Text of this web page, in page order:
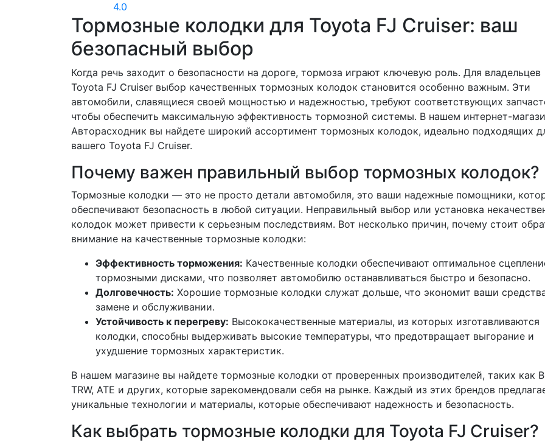
4.0
Тормозные колодки для Toyota FJ Cruiser: ваш
безопасный выбор
Когда речь заходит о безопасности на дороге, тормоза играют ключевую роль. Для владельцев
Toyota FJ Cruiser выбор качественных тормозных колодок становится особенно важным. Эти
автомобили, славящиеся своей мощностью и надежностью, требуют соответствующих
чтобы обеспечить максимальную эффективность тормозной системы. В нашем интернет-
Авторасходник вы найдете широкий ассортимент тормозных колодок, идеально подходящих
вашего Toyota FJ Cruiser.
Почему важен правильный выбор тормозных колодок?
Тормозные колодки — это не просто детали автомобиля, это ваши надежные помощники,
обеспечивают безопасность в любой ситуации. Неправильный выбор или установка
колодок может привести к серьезным последствиям. Вот несколько причин, почему стоит
внимание на качественные тормозные колодки:
Эффективность торможения: Качественные колодки обеспечивают оптимальное
тормозными дисками, что позволяет автомобилю останавливаться быстро и безопасно.
Долговечность: Хорошие тормозные колодки служат дольше, что экономит ваши
замене и обслуживании.
Устойчивость к перегреву: Высококачественные материалы, из которых изготавливаются
колодки, способны выдерживать высокие температуры, что предотвращает выгорание и
ухудшение тормозных характеристик.
В нашем магазине вы найдете тормозные колодки от проверенных производителей, таких как
TRW, ATE и других, которые зарекомендовали себя на рынке. Каждый из этих брендов
уникальные технологии и материалы, которые обеспечивают надежность и безопасность.
Как выбрать тормозные колодки для Toyota FJ Cruiser?